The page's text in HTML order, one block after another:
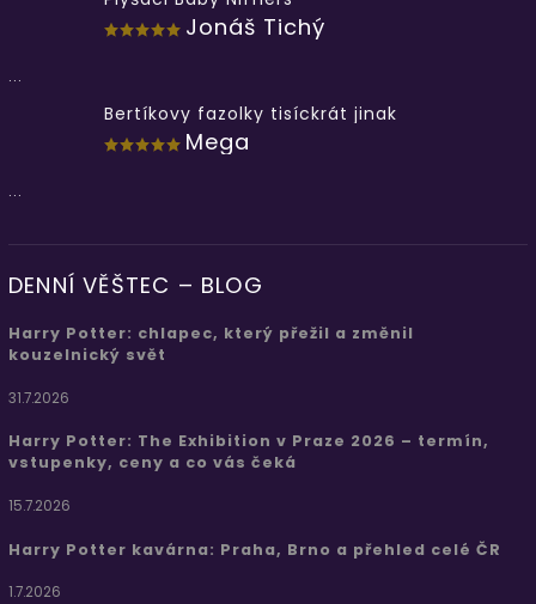
Jonáš Tichý
...
Bertíkovy fazolky tisíckrát jinak
Mega
...
DENNÍ VĚŠTEC – BLOG
Harry Potter: chlapec, který přežil a změnil
kouzelnický svět
31.7.2026
Harry Potter: The Exhibition v Praze 2026 – termín,
vstupenky, ceny a co vás čeká
15.7.2026
Harry Potter kavárna: Praha, Brno a přehled celé ČR
1.7.2026